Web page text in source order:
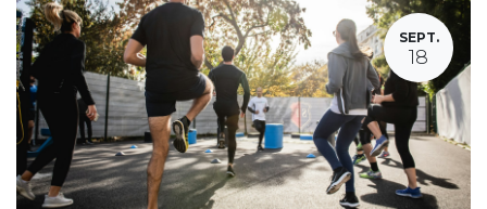
SEPT.
18